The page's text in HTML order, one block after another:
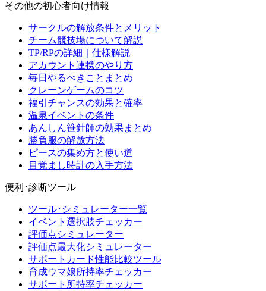
その他の初心者向け情報
サークルの解放条件とメリット
チーム競技場について解説
TP/RPの詳細｜仕様解説
アカウント連携のやり方
毎日やるべきことまとめ
クレーンゲームのコツ
福引チャンスの効果と確率
温泉イベントの条件
あんしん笹針師の効果まとめ
勝負服の解放方法
ピースの集め方と使い道
目覚まし時計の入手方法
便利･診断ツール
ツール･シミュレーター一覧
イベント選択肢チェッカー
評価点シミュレーター
評価点最大化シミュレーター
サポートカード性能比較ツール
育成ウマ娘所持率チェッカー
サポート所持率チェッカー